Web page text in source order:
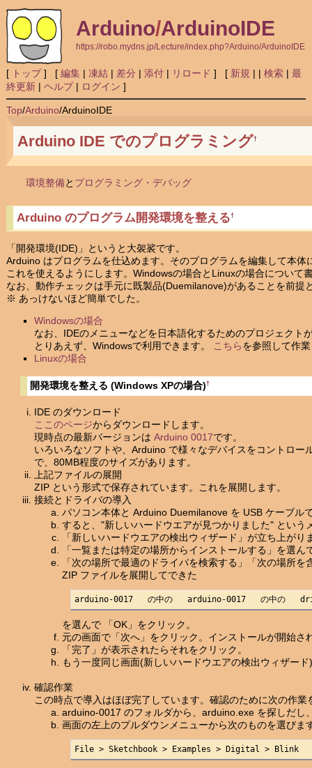
Arduino/ArduinoIDE
https://robo.mydns.jp/Lecture/index.php?Arduino/ArduinoIDE
[ トップ] [ 編集| 凍結 | 差分 | 添付| リロード ] [ 新規 | | 検索| 最
終更新| ヘルプ| ログイン ]
Top/Arduino/ArduinoIDE
Arduino IDE でのプログラミング†
環境整備と プログラミング・デバッグ
Arduino のプログラム開発環境を整える†
「開発環境(IDE)」というと大袈裟です。
Arduino はプログラムを仕込めます。そのプログラムを編集して本体
これを使えるようにします。Windowsの場合とLinuxの場合について
なお、動作チェックは手元に既製品(Duemilanove)があることを前提
※ あっけないほど簡単でした。
Windowsの場合
なお、IDEのメニューなどを日本語化するためのプロジェクト
とりあえず、Windowsで利用できます。
こちらを参照して作
Linuxの場合
開発環境を整える (Windows XPの場合)†
IDE のダウンロード
ここのページからダウンロードします。
現時点の最新バージョンは Arduino 0017です。
いろいろなソフトや、Arduino で様々なデバイスをコントロー
で、80MB程度のサイズがあります。
上記ファイルの展開
ZIP という形式で保存されています。これを展開します。
接続とドライバの導入
パソコン本体と Arduino Duemilanove を USB ケーブル
すると、"新しいハードウエアが見つかりました" という
「新しいハードウエアの検出ウィザード」が立ち上がり
「一覧または特定の場所からインストールする」を選ん
「次の場所で最適のドライバを検索する」「次の場所
ZIP ファイルを展開してできた
arduino-0017   の中の   arduino-0017   の中の
を選んで 「OK」をクリック。
元の画面で「次へ」をクリック。インストールが開始さ
「完了」が表示されたらそれをクリック。
もう一度同じ画面(新しいハードウエアの検出ウィザー
確認作業
この時点で導入はほぼ完了しています。確認のために次の作業
arduino-0017 のフォルダから、arduino.exe を探しだし
画面の左上のプルダウンメニューから次のものを選びま
File > Sketchbook > Examples > Digital > Blink